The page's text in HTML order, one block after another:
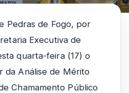
Pedras de Fogo, por
Executiva de
quarta-feira (17) o
da Análise de Mérito
Chamamento Público